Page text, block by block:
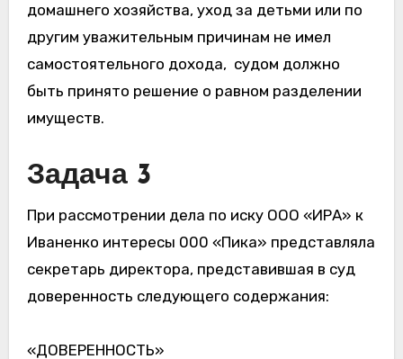
домашнего хозяйства, уход за детьми или по
другим уважительным причинам не имел
самостоятельного дохода, судом должно
быть принято решение о равном разделении
имуществ.
Задача 3
При рассмотрении дела по иску ООО «ИРА» к
Иваненко интересы 000 «Пика» представляла
секретарь директора, представившая в суд
доверенность следующего содержания:
«ДОВЕРЕННОСТЬ»